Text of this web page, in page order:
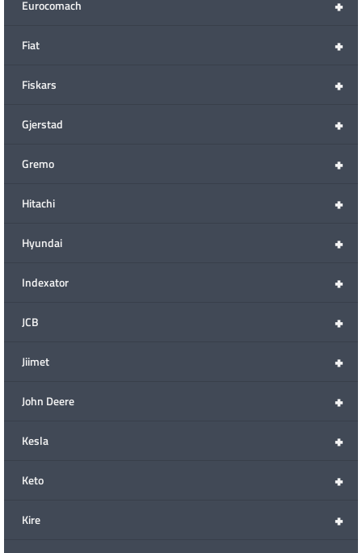
+
Eurocomach
+
Fiat
+
Fiskars
+
Gjerstad
+
Gremo
+
Hitachi
+
Hyundai
+
Indexator
+
JCB
+
Jiimet
+
John Deere
+
Kesla
+
Keto
+
Kire